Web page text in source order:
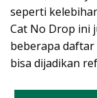
seperti
Cat No Drop ini
beberapa
bisa dijadikan